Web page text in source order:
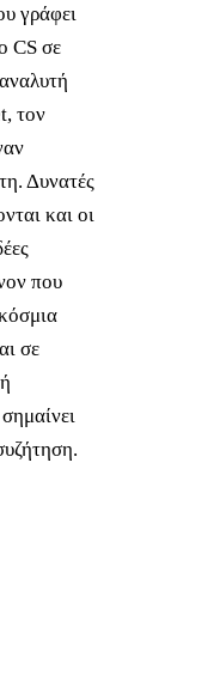
γράφει
CS σε
τον
Δυνατές
και οι
που
σε